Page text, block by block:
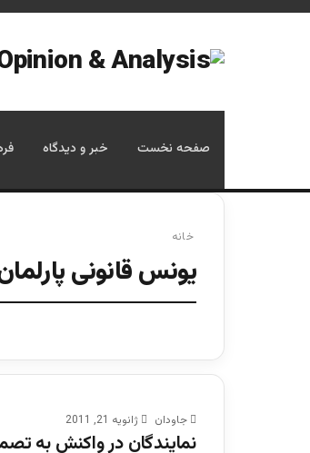
صفحه نخست خبر و دیدگاه
خانه
یونس قانونی
جاودان ژانویه 21, 2011
نمایندگان در واکنش به